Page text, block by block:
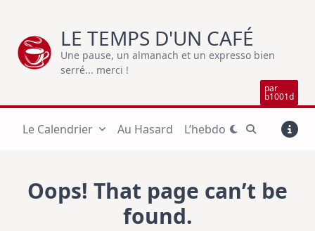
content
LE TEMPS D'UN CAFÉ
Une pause, un almanach et un expresso bien
serré... merci !
par
b1001d
Le Calendrier Au Hasard L’hebdo
Oops! That page can’t be
found.